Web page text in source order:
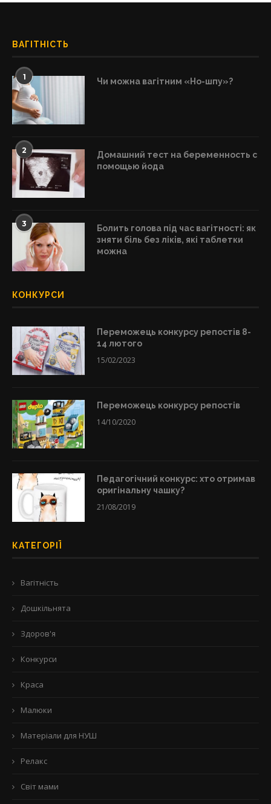
ВАГІТНІСТЬ
1 Чи можна вагітним «Но-шпу»?
2
Домашний тест на беременность с
помощью йода
3
Болить голова під час вагітності: як
зняти біль без ліків, які таблетки
можна
КОНКУРСИ
Переможець конкурсу репостів 8-
14 лютого
15/02/2023
Переможець конкурсу репостів
14/10/2020
Педагогічний конкурс: хто отримав
оригінальну чашку?
21/08/2019
КАТЕГОРІЇ
Вагітність
Дошкільнята
Здоров'я
Конкурси
Краса
Малюки
Матеріали для НУШ
Релакс
Світ мами